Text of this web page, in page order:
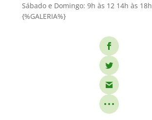
Sábado e Domingo: 9h às 12 14h às 18h
{%GALERIA%}